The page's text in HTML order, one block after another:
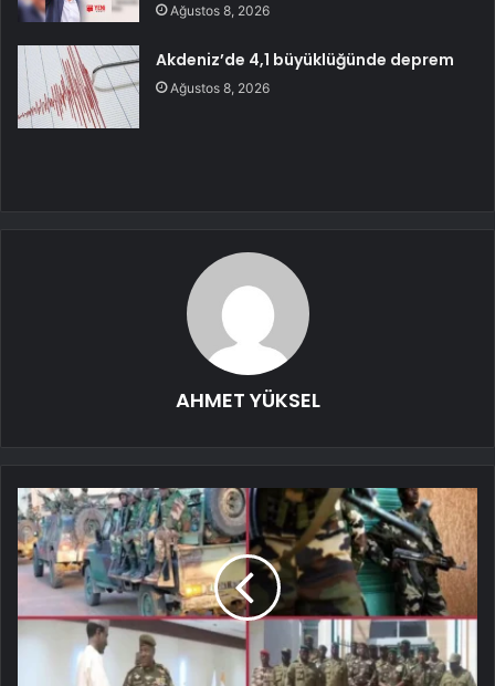
Ağustos 8, 2026
Akdeniz’de 4,1 büyüklüğünde deprem
Ağustos 8, 2026
AHMET YÜKSEL